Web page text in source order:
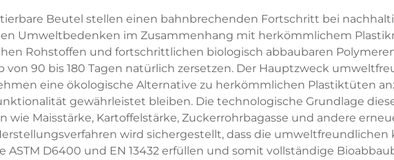
Beutel stellen einen bahnbrechenden Fortschritt bei
Umweltbedenken im Zusammenhang mit herkömmlichem
Rohstoffen und fortschrittlichen biologisch abbaubaren
von 90 bis 180 Tagen natürlich zersetzen. Der Hauptzweck
eine ökologische Alternative zu herkömmlichen Plastiktüten
gewährleistet bleiben. Die technologische Grundlage
wie Maisstärke, Kartoffelstärke, Zuckerrohrbagasse und andere
wird sichergestellt, dass die
ASTM D6400 und EN 13432 erfüllen und somit vollständige